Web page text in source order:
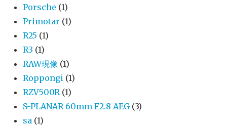
Porsche (1)
Primotar (1)
R25 (1)
R3 (1)
RAW現像 (1)
Roppongi (1)
RZV500R (1)
S-PLANAR 60mm F2.8 AEG (3)
sa (1)